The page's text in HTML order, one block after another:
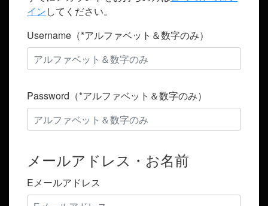
インしてください。
Username（*アルファベット＆数字のみ）
Password（*アルファベット＆数字のみ）
メールアドレス・お名前
Eメールアドレス